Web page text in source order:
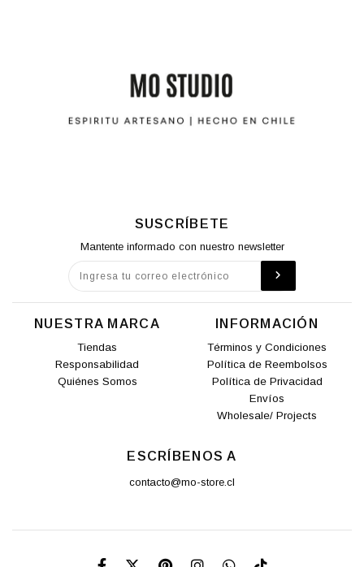
SUSCRÍBETE
Mantente informado con nuestro newsletter
NUESTRA MARCA
Tiendas
Responsabilidad
Quiénes Somos
INFORMACIÓN
Términos y Condiciones
Política de Reembolsos
Política de Privacidad
Envíos
Wholesale/ Projects
ESCRÍBENOS A
contacto@mo-store.cl